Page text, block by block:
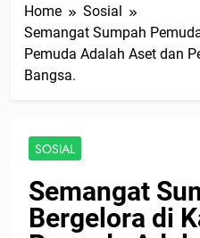
Home
Sosial
Semangat Sumpah
Pemuda Adalah Aset dan
Bangsa.
SOSIAL
Semangat
Bergelora di